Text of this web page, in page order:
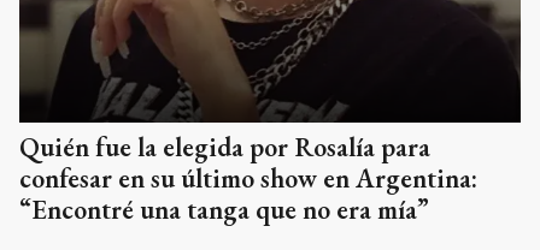
Quién fue la elegida por Rosalía para
confesar en su último show en Argentina:
“Encontré una tanga que no era mía”